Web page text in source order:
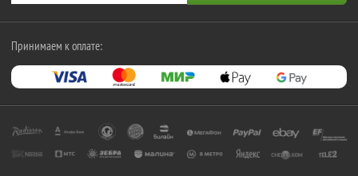
Принимаем к оплате: